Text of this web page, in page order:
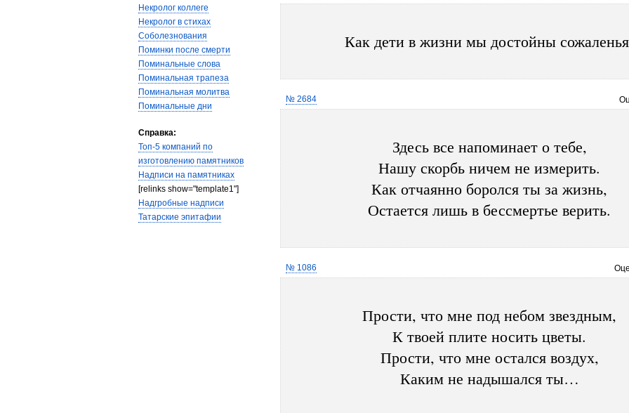
Некролог коллеге
Некролог в стихах
Соболезнования
Поминки после смерти
Поминальные слова
Поминальная трапеза
Поминальная молитва
Поминальные дни
Справка:
Топ-5 компаний по
изготовлению памятников
Надписи на памятниках
[relinks show="template1"]
Надгробные надписи
Татарские эпитафии
Как дети в жизни мы достойны
№ 2684
Здесь все напоминает о тебе,
Нашу скорбь ничем не измерить.
Как отчаянно боролся ты за жизнь,
Остается лишь в бессмертье верить.
№ 1086
Прости, что мне под небом звездным,
К твоей плите носить цветы.
Прости, что мне остался воздух,
Каким не надышался ты…